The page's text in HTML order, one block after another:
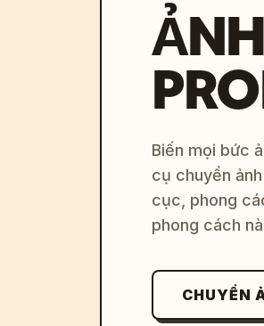
Biến mọi bức
cụ chuyển
cục, phong
phong cách
CHUYỂN